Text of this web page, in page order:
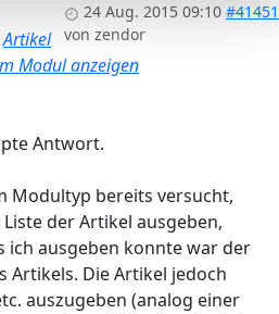
24 Aug. 2015 09:10 #41451
von zendor
Artikel
Modul anzeigen
Antwort.
Modultyp bereits versucht,
der Artikel ausgeben,
ich ausgeben konnte war der
Artikels. Die Artikel jedoch
auszugeben (analog einer